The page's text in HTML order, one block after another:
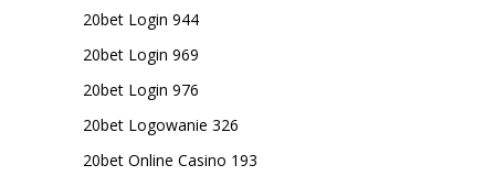
20bet Login 944
20bet Login 969
20bet Login 976
20bet Logowanie 326
20bet Online Casino 193